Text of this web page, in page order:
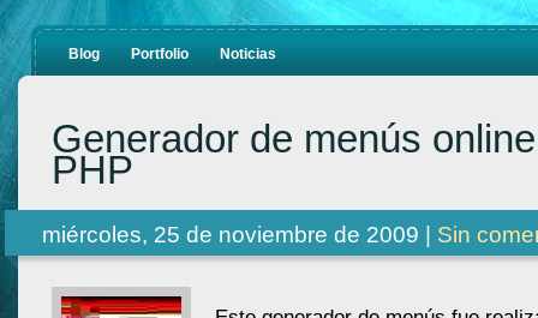
Blog Portfolio Noticias
Generador de menús
PHP
miércoles, 25 de noviembre de 2009 | Sin